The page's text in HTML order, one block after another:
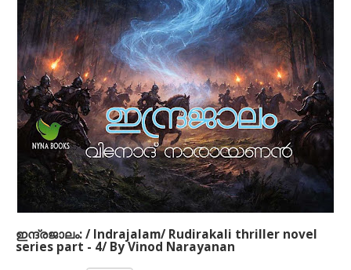
നാരായണന്‍ ഒരുക്കിയിരിക്കുന്നത് അഞ്ച്
പുസ്തകങ്ങളിലായിട്ടാണ്. 1930 കളില്‍ കേരളം
ഉണ്ടായിരുന്നില്ല. പകരം പശ്ചിമഘട്ടത്തിനിപ്പുറത്ത്
ഏതാനും നാട്ടുരാജ്യങ്ങളിലായി മലനാട്
ചിതറക്കിടക്കുകയായിരുന്നു. അക്കാലത്തെ മലനാടിനെ
അവലംബിച്ചാണ് ഈ കഥ നിര്‍മിച്ചിരിക്കുന്നത്.
അന്നത്തെ സാമുദായികവും സാമൂഹികവുമായ
ചുറ്റുപാടുകള്‍, രാഷ്ട്രീയ സാഹചര്യങ്ങള്‍, പ്രണയം,
പക, കാമം, പ്രതികാരം, യുദ്ധം എന്നിവയെല്ലാം ഈ
നോവലില്‍ ഉണ്ട്.
ഇന്ദ്രജാലം: / Indrajalam/ Rudirakali thriller novel
series part - 4/ By Vinod Narayanan